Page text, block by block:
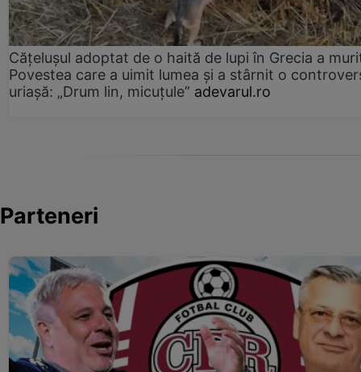
Cățelușul adoptat de o haită de lupi în Grecia a
Povestea care a uimit lumea și a stârnit o
uriașă: „Drum lin, micuțule” adevarul.ro
Parteneri